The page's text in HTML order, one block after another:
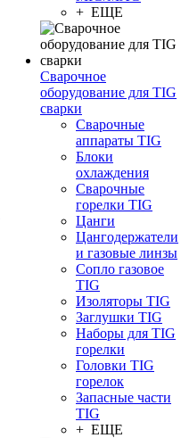
+ ЕЩЕ
Сварочное
оборудование для TIG
сварки
Сварочные
аппараты TIG
Блоки
охлаждения
Сварочные
горелки TIG
Цанги
Цангодержатели
и газовые линзы
Сопло газовое
TIG
Изоляторы TIG
Заглушки TIG
Наборы для TIG
горелки
Головки TIG
горелок
Запасные части
TIG
+ ЕЩЕ